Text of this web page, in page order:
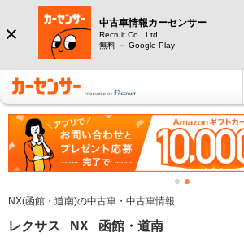
中古車情報カーセンサー
Recruit Co., Ltd.
無料 － Google Play
NX(函館・道南)の中古車・中古車情報
レクサス NX 函館・道南